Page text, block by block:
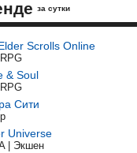
за сутки
Scrolls Online
& Soul
Сити
Universe
| Экшен